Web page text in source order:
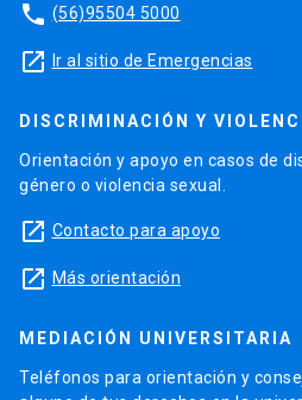
phone (56)95504 5000
launch Ir al sitio de Emergencias
DISCRIMINACIÓN Y
Orientación y apoyo en casos de
género o violencia sexual.
launch Contacto para apoyo
launch Más orientación
MEDIACIÓN UNIVERSITARIA
Teléfonos para orientación y